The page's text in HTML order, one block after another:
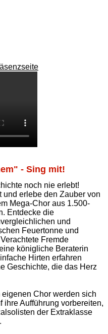
- Sing mit!
noch nie erlebt!
und erlebe den Zauber von
Mega-Chor aus 1.500-
Entdecke die
und
Feuertonne und
Fremde
königliche Beraterin
Hirten erfahren
Geschichte, die das Herz
Chor werden sich
Aufführung vorbereiten,
der Extraklasse